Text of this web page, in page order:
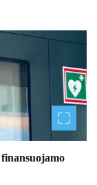
finansuojamo